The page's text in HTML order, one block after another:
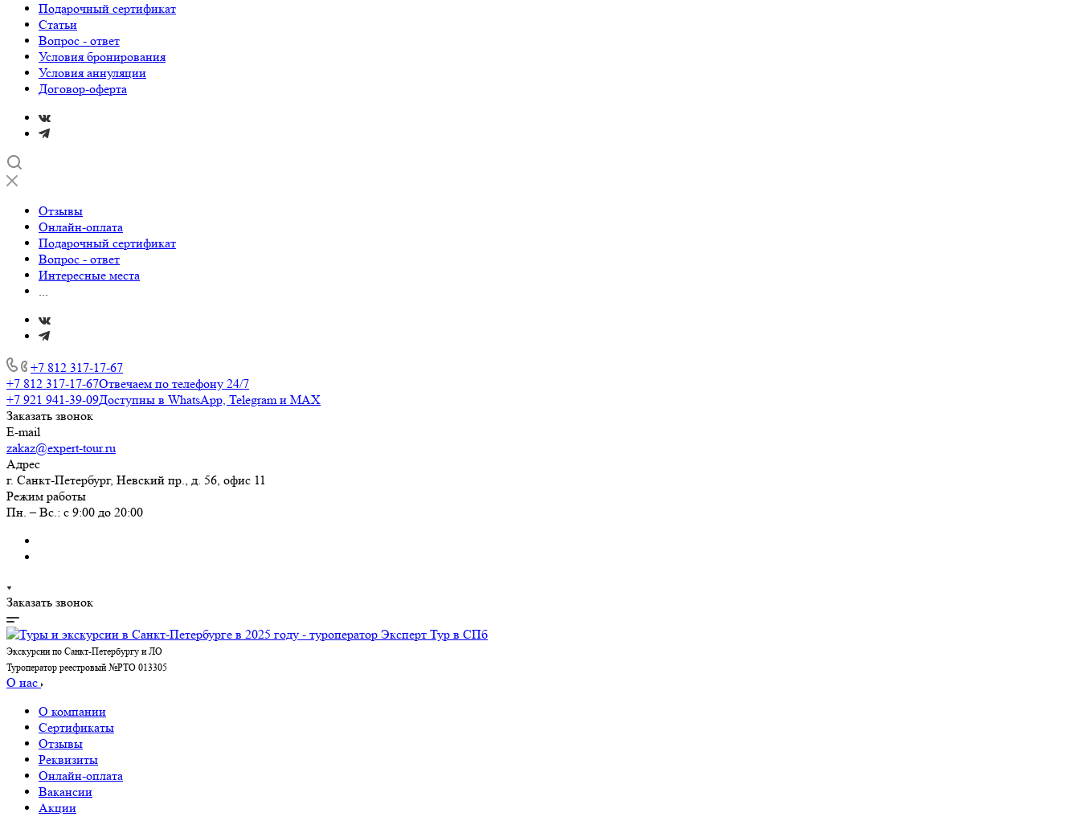
Подарочный сертификат
Статьи
Вопрос - ответ
Условия бронирования
Условия аннуляции
Договор-оферта
Отзывы
Онлайн-оплата
Подарочный сертификат
Вопрос - ответ
Интересные места
...
+7 812 317-17-67
+7 812 317-17-67Отвечаем по телефону 24/7
+7 921 941-39-09Доступны в WhatsApp, Telegram и MAX
Заказать звонок
E-mail
zakaz@expert-tour.ru
Адрес
г. Санкт-Петербург, Невский пр., д. 56, офис 11
Режим работы
Пн. – Вс.: с 9:00 до 20:00
Заказать звонок
Экскурсии по Санкт-Петербургу и ЛО
Туроператор реестровый №РТО 013305
О нас
О компании
Сертификаты
Отзывы
Реквизиты
Онлайн-оплата
Вакансии
Акции